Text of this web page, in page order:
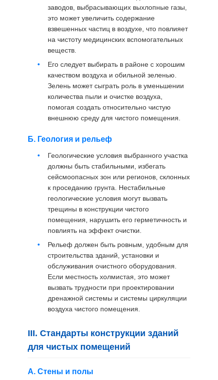
заводов, выбрасывающих выхлопные газы,
это может увеличить содержание
взвешенных частиц в воздухе, что повлияет
на чистоту медицинских вспомогательных
веществ.
Его следует выбирать в районе с хорошим
качеством воздуха и обильной зеленью.
Зелень может сыграть роль в уменьшении
количества пыли и очистке воздуха,
помогая создать относительно чистую
внешнюю среду для чистого помещения.
Б. Геология и рельеф
Геологические условия выбранного участка
должны быть стабильными, избегать
сейсмоопасных зон или регионов, склонных
к проседанию грунта. Нестабильные
геологические условия могут вызвать
трещины в конструкции чистого
помещения, нарушить его герметичность и
повлиять на эффект очистки.
Рельеф должен быть ровным, удобным для
строительства зданий, установки и
обслуживания очистного оборудования.
Если местность холмистая, это может
вызвать трудности при проектировании
дренажной системы и системы циркуляции
воздуха чистого помещения.
III. Стандарты конструкции зданий
для чистых помещений
А. Стены и полы